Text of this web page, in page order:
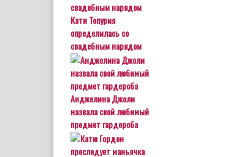
Кэти Топурия
определилась со
свадебным нарядом
Анджелина Джоли
назвала свой любимый
предмет гардероба